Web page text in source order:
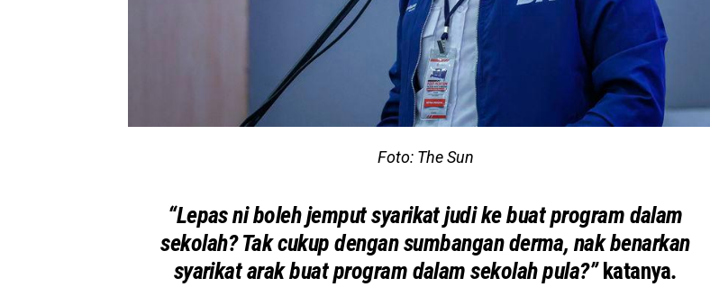
Foto: The Sun
“Lepas ni boleh jemput syarikat judi ke buat program dalam
sekolah? Tak cukup dengan sumbangan derma, nak benarkan
syarikat arak buat program dalam sekolah pula?”katanya.